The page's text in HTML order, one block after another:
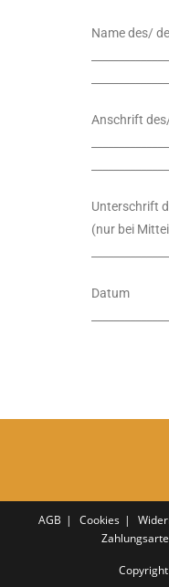
Name des/
Anschrift
Unterschrift
(nur bei
Datum
AGB Cookies